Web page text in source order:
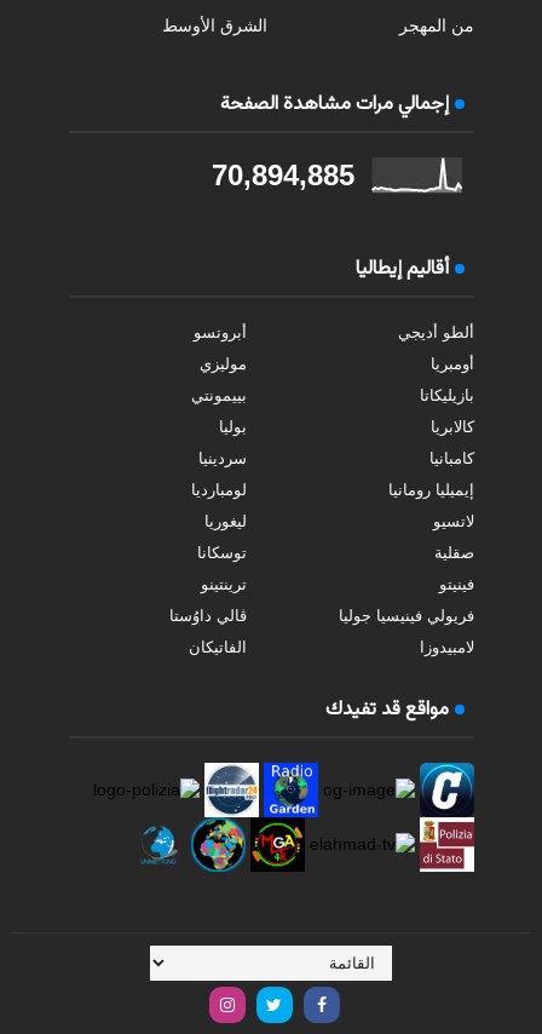
من المهجر الشرق الأوسط
إجمالي مرات مشاهدة الصفحة
70,894,885
أقاليم إيطاليا
ألطو أديجي
أبروتسو
أومبريا
موليزي
بازيليكاتا
بييمونتي
كالابريا
بوليا
كامبانيا
سردينيا
إيميليا رومانيا
لومبارديا
لاتسيو
ليغوريا
صقلية
توسكانا
فينيتو
ترينتينو
فريولي فينيسيا جوليا
ڤالي داوُستا
لامبيدوزا
الفاتيكان
مواقع قد تفيدك